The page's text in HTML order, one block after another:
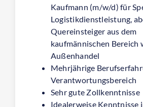
Kaufmann (m/w/d) für
Logistikdienstleistung,
Quereinsteiger aus dem
kaufmännischen Bereich
Außenhandel
Mehrjährige
Verantwortungsbereich
Sehr gute Zollkenntnisse
Idealerweise Kenntnisse